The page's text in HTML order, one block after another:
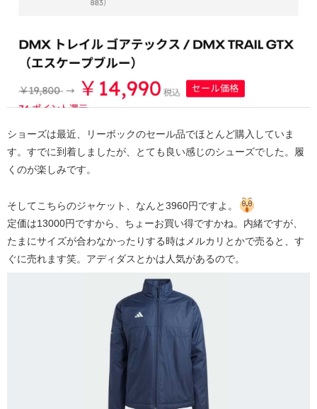
ショーズは最近、リーボックのセール品でほとんど購入していま
す。すでに到着しましたが、とても良い感じのシューズでした。履
くのが楽しみです。
そしてこちらのジャケット、なんと3960円ですよ。
定価は13000円ですから、ちょーお買い得ですかね。内緒ですが、
たまにサイズが合わなかったりする時はメルカリとかで売ると、す
ぐに売れます笑。アディダスとかは人気があるので。